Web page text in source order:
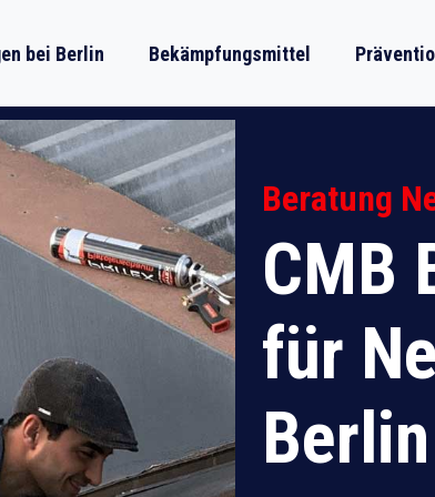
bei Berlin Bekämpfungsmittel
Beratung
CMB
für
Berlin